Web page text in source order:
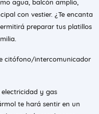
agua, balcón amplio,
con vestier. ¿Te encanta
preparar tus platillos
citófono/intercomunicador
y gas
te hará sentir en un